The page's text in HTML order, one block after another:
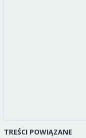
TREŚCI POWIĄZANE